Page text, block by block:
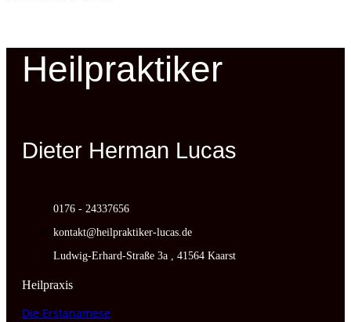
Heilpraktiker
Dieter Herman Lucas
0176 - 24337656
kontakt@heilpraktiker-lucas.de
Ludwig-Erhard-Straße 3a , 41564 Kaarst
Heilpraxis
Die Erstanamese